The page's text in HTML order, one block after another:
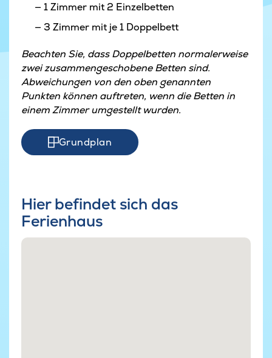
1 Zimmer mit 2 Einzelbetten
3 Zimmer mit je 1 Doppelbett
Beachten Sie, dass Doppelbetten normalerweise
zwei zusammengeschobene Betten sind.
Abweichungen von den oben genannten
Punkten können auftreten, wenn die Betten in
einem Zimmer umgestellt wurden.
Grundplan
Hier befindet sich das
Ferienhaus